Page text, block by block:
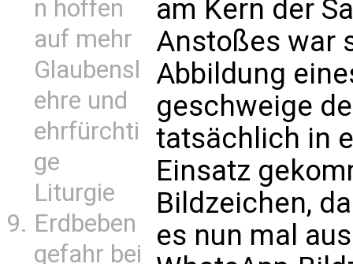
n hoffen
auf mehr
Glaubensl
ehre und
ehrfürchti
ge
Liturgie
Erdbeben
gefahr bei
am Kern der
Anstoßes war
Abbildung
geschweige
tatsächlich in
Einsatz
Bildzeichen,
es nun mal